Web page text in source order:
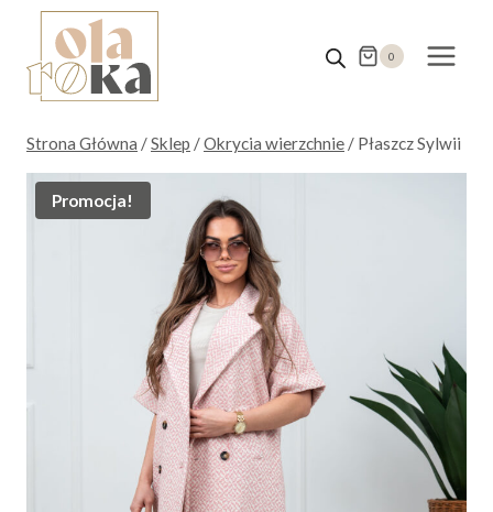
Przejdź
treści
0
Strona Główna /Sklep /Okrycia wierzchnie / Płaszcz Sylwii
Promocja!